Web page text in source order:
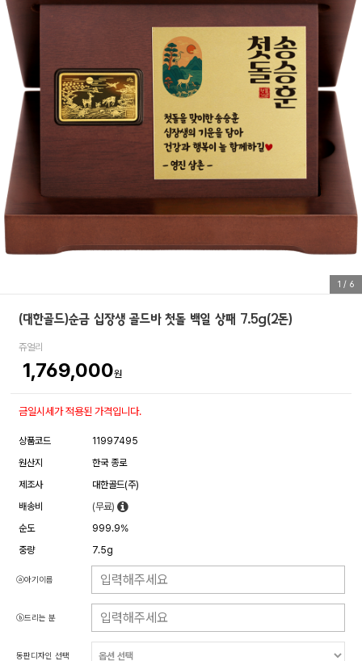
1 / 6
(대한골드)순금 십장생 골드바 첫돌 백일 상패 7.5g(2돈)
쥬얼리
1,769,000원
금일시세가 적용된 가격입니다.
상품코드
11997495
원산지
한국 종로
제조사
대한골드(주)
배송비
(무료)
순도
999.9%
중량
7.5g
ⓐ아기이름
ⓑ드리는 분
동판디자인 선택